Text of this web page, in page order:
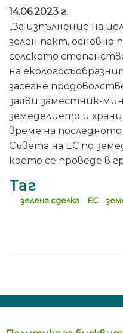
14.06.2023 г.
„За изпълнение на
зелен пакт, основно
селското
на
засегне
заяви заместник-
земеделието и
време на
Съвета на ЕС по
което се проведе в
Таг
зелена сделка ЕС